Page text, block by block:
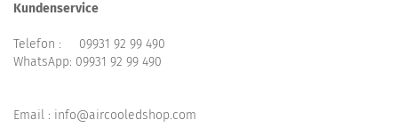
Kundenservice
Telefon : 09931 92 99 490
WhatsApp: 09931 92 99 490
Email : info@aircooledshop.com